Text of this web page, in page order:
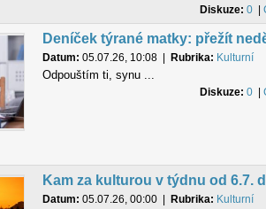
Diskuze: 0|
Deníček týrané matky: přežít
Datum: 05.07.26, 10:08| Rubrika: Kulturní
Odpouštím ti, synu ...
Diskuze: 0|
Kam za kulturou v týdnu od 6.7.
Datum: 05.07.26, 00:00| Rubrika: Kulturní